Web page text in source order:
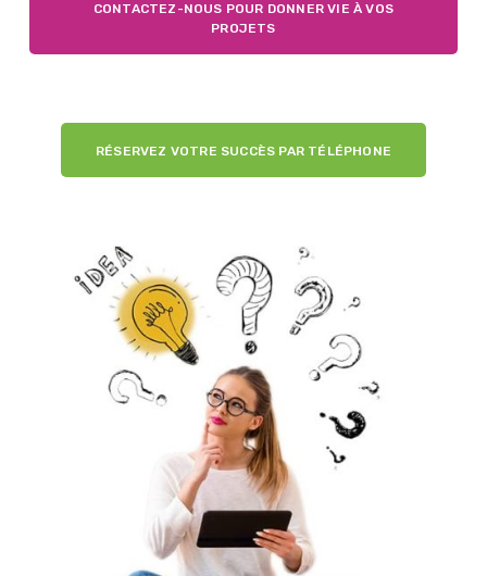
CONTACTEZ-NOUS POUR DONNER VIE À VOS
PROJETS
RÉSERVEZ VOTRE SUCCÈS PAR TÉLÉPHONE